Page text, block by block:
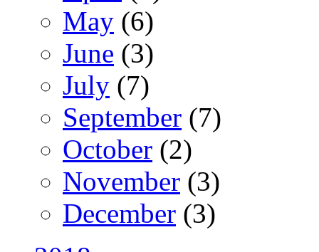
May (6)
June (3)
July (7)
September (7)
October (2)
November (3)
December (3)